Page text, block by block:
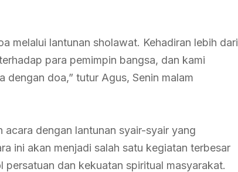
melalui lantunan sholawat. Kehadiran lebih dari
para pemimpin bangsa, dan kami
dengan doa,” tutur Agus, Senin malam
acara dengan lantunan syair-syair yang
ini akan menjadi salah satu kegiatan terbesar
dan kekuatan spiritual masyarakat.